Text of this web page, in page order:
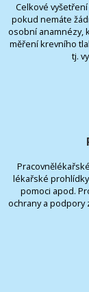
Celkové
pokud nemáte
osobní anamnézy,
měření krevního
tj.
lékařské
pomoci apod.
ochrany a podpory